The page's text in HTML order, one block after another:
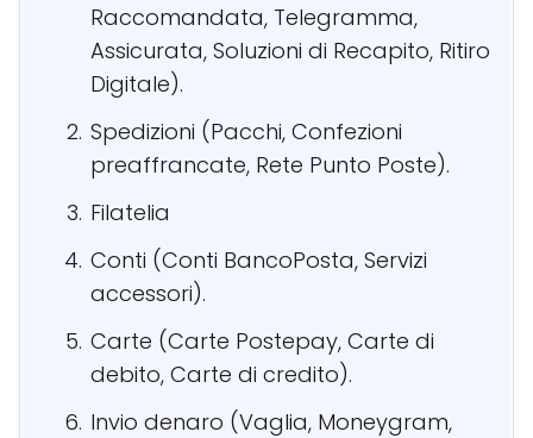
Raccomandata, Telegramma,
Assicurata, Soluzioni di Recapito, Ritiro
Digitale).
Spedizioni (Pacchi, Confezioni
preaffrancate, Rete Punto Poste).
Filatelia
Conti (Conti BancoPosta, Servizi
accessori).
Carte (Carte Postepay, Carte di
debito, Carte di credito).
Invio denaro (Vaglia, Moneygram,